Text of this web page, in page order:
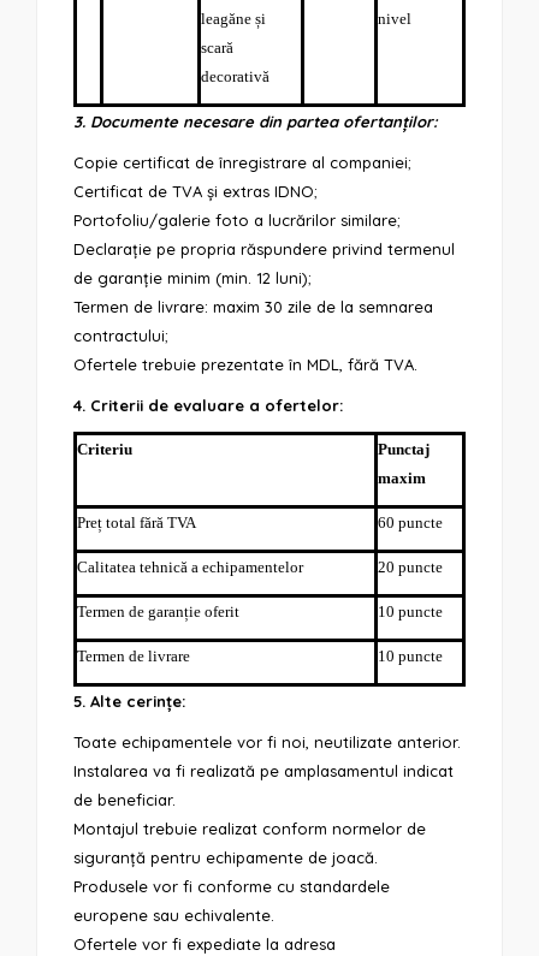
leagăne și
scară
decorativă
nivel
3. Documente necesare din partea ofertanților:
Copie certificat de înregistrare al companiei;
Certificat de TVA și extras IDNO;
Portofoliu/galerie foto a lucrărilor similare;
Declarație pe propria răspundere privind termenul
de garanție minim (min. 12 luni);
Termen de livrare: maxim 30 zile de la semnarea
contractului;
Ofertele trebuie prezentate în MDL, fără TVA.
4. Criterii de evaluare a ofertelor:
Criteriu
Punctaj
maxim
Preț total fără TVA 60 puncte
Calitatea tehnică a echipamentelor 20 puncte
Termen de garanție oferit 10 puncte
Termen de livrare 10 puncte
5. Alte cerințe:
Toate echipamentele vor fi noi, neutilizate anterior.
Instalarea va fi realizată pe amplasamentul indicat
de beneficiar.
Montajul trebuie realizat conform normelor de
siguranță pentru echipamente de joacă.
Produsele vor fi conforme cu standardele
europene sau echivalente.
Ofertele vor fi expediate la adresa